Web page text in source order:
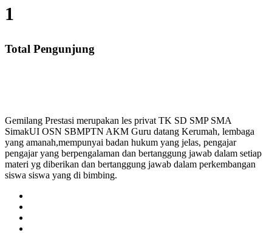
1
Total Pengunjung
Gemilang Prestasi merupakan les privat TK SD SMP SMA
SimakUI OSN SBMPTN AKM Guru datang Kerumah, lembaga
yang amanah,mempunyai badan hukum yang jelas, pengajar
pengajar yang berpengalaman dan bertanggung jawab dalam setiap
materi yg diberikan dan bertanggung jawab dalam perkembangan
siswa siswa yang di bimbing.